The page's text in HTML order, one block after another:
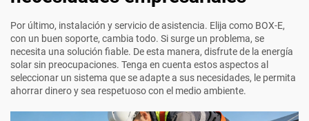
Por último, instalación y servicio de asistencia. Elija como BOX-E,
con un buen soporte, cambia todo. Si surge un problema, se
necesita una solución fiable. De esta manera, disfrute de la energía
solar sin preocupaciones. Tenga en cuenta estos aspectos al
seleccionar un sistema que se adapte a sus necesidades, le permita
ahorrar dinero y sea respetuoso con el medio ambiente.